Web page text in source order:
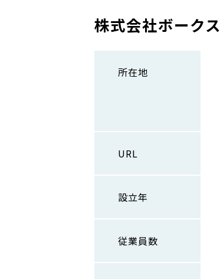
株式会社ボークス
所在地
URL
設立年
従業員数